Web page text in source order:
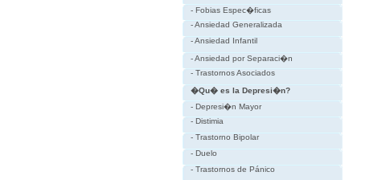
- Fobias Espec�ficas
- Ansiedad Generalizada
- Ansiedad Infantil
- Ansiedad por Separaci�n
- Trastornos Asociados
�Qu� es la Depresi�n?
- Depresi�n Mayor
- Distimia
- Trastorno Bipolar
- Duelo
- Trastornos de Pánico